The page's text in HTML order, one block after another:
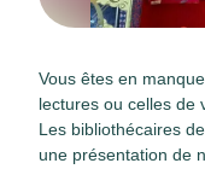
Vous êtes en
lectures ou celles de
Les bibliothécaires
une présentation de